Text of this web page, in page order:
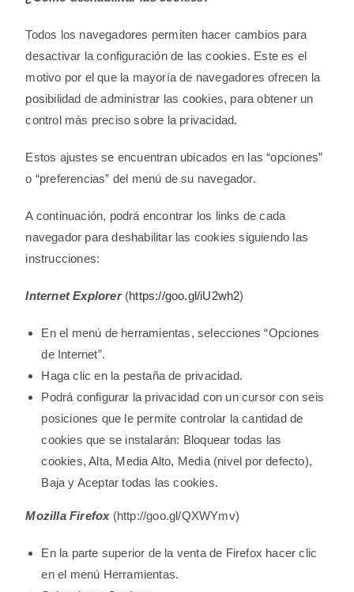
Todos los navegadores permiten hacer cambios para
desactivar la configuración de las cookies. Este es el
motivo por el que la mayoría de navegadores ofrecen la
posibilidad de administrar las cookies, para obtener un
control más preciso sobre la privacidad.
Estos ajustes se encuentran ubicados en las “opciones”
o “preferencias” del menú de su navegador.
A continuación, podrá encontrar los links de cada
navegador para deshabilitar las cookies siguiendo las
instrucciones:
Internet Explorer (https://goo.gl/iU2wh2)
En el menú de herramientas, selecciones “Opciones
de Internet”.
Haga clic en la pestaña de privacidad.
Podrá configurar la privacidad con un cursor con seis
posiciones que le permite controlar la cantidad de
cookies que se instalarán: Bloquear todas las
cookies, Alta, Media Alto, Media (nivel por defecto),
Baja y Aceptar todas las cookies.
Mozilla Firefox(http://goo.gl/QXWYmv)
En la parte superior de la venta de Firefox hacer clic
en el menú Herramientas.